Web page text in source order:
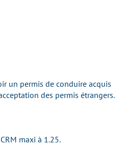
un permis de conduire acquis
des permis étrangers.
maxi à 1.25.